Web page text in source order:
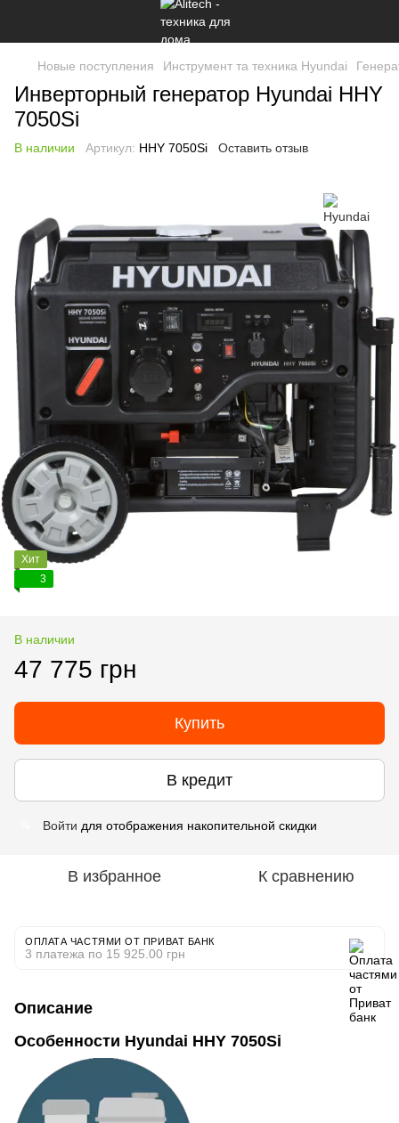
Новые поступления Инструмент та техника Hyundai
Инверторный генератор Hyundai HHY
7050Si
В наличии Артикул: HHY 7050Si Оставить отзыв
Хит
3
В наличии
47 775 грн
Купить
В кредит
Войти для отображения накопительной скидки
В избранное К сравнению
ОПЛАТА ЧАСТЯМИ ОТ ПРИВАТ БАНК
3 платежа по 15 925.00 грн
Описание
Особенности Hyundai HHY 7050Si